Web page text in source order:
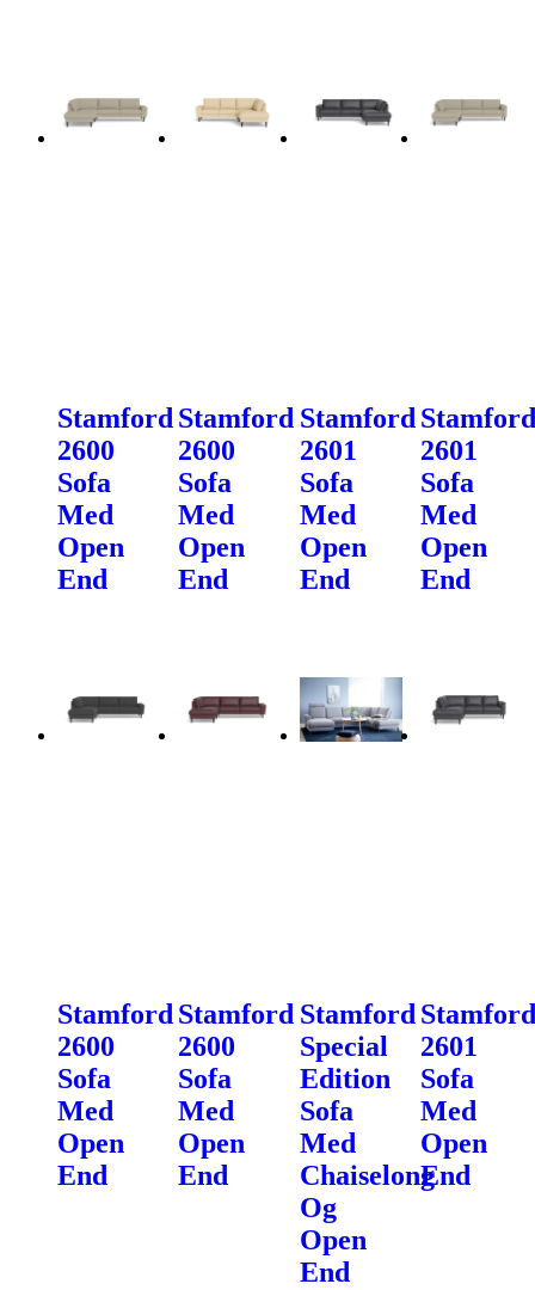
Stamford
2600
Sofa
Med
Open
End
Stamford
2600
Sofa
Med
Open
End
Stamford
2601
Sofa
Med
Open
End
Stamford
2601
Sofa
Med
Open
End
Stamford
2600
Sofa
Med
Open
End
Stamford
2600
Sofa
Med
Open
End
Stamford
Special
Edition
Sofa
Med
Chaiselong
Og
Open
End
Stamford
2601
Sofa
Med
Open
End